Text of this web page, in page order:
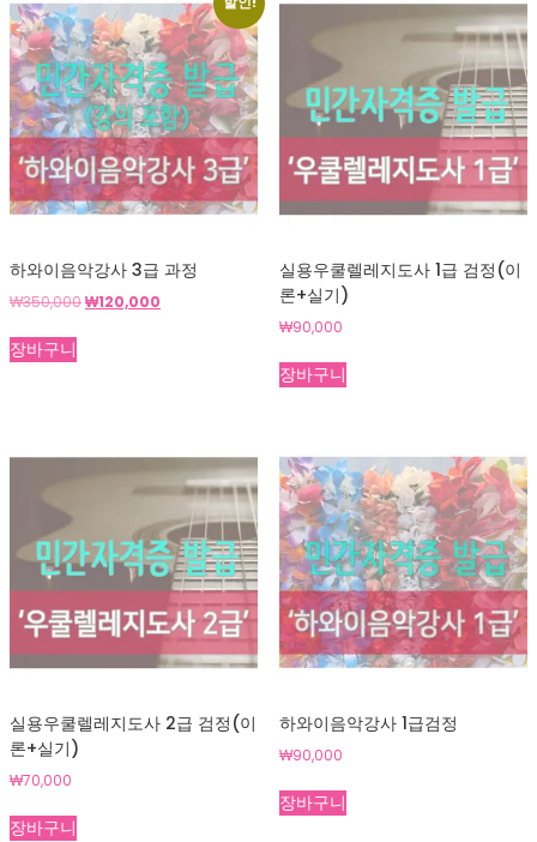
하와이음악강사 3급 과정
₩350,000원
₩120,000
장바구니
실용우쿨렐레지도사 1급 검정(이
론+실기)
₩90,000
장바구니
실용우쿨렐레지도사 2급 검정(이
론+실기)
₩70,000
장바구니
하와이음악강사 1급검정
₩90,000
장바구니